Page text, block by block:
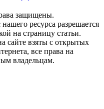
защищены.
ресурса разрешается
на страницу статьи.
сайте взяты с открытых
все права на
владельцам.